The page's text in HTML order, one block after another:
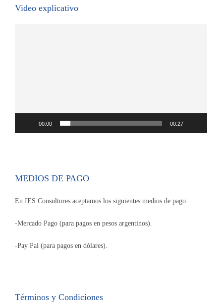
Video explicativo
00:00 00:27
MEDIOS DE PAGO
En IES Consultores aceptamos los siguientes medios de pago:
-Mercado Pago (para pagos en pesos argentinos).
-Pay Pal (para pagos en dólares).
Términos y Condiciones